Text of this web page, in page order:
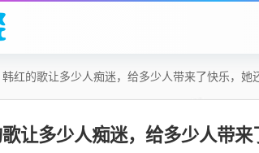
韩红的歌让多少人痴迷，给多少人带来了快乐，
让多少人痴迷，给多少人带